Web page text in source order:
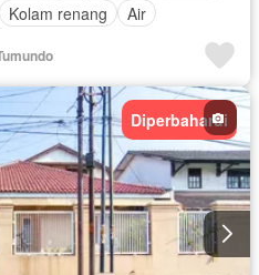
Kolam renang
Air
Diperbaharui